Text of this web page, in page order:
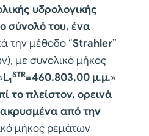
υδρολογικής
σύνολό του, ένα
την μέθοδο “Strahler”
με συνολικό μήκος
L1
STR=460.803,00 μ.μ.»
το πλείστον, ορεινά
από την
μήκος ρεμάτων